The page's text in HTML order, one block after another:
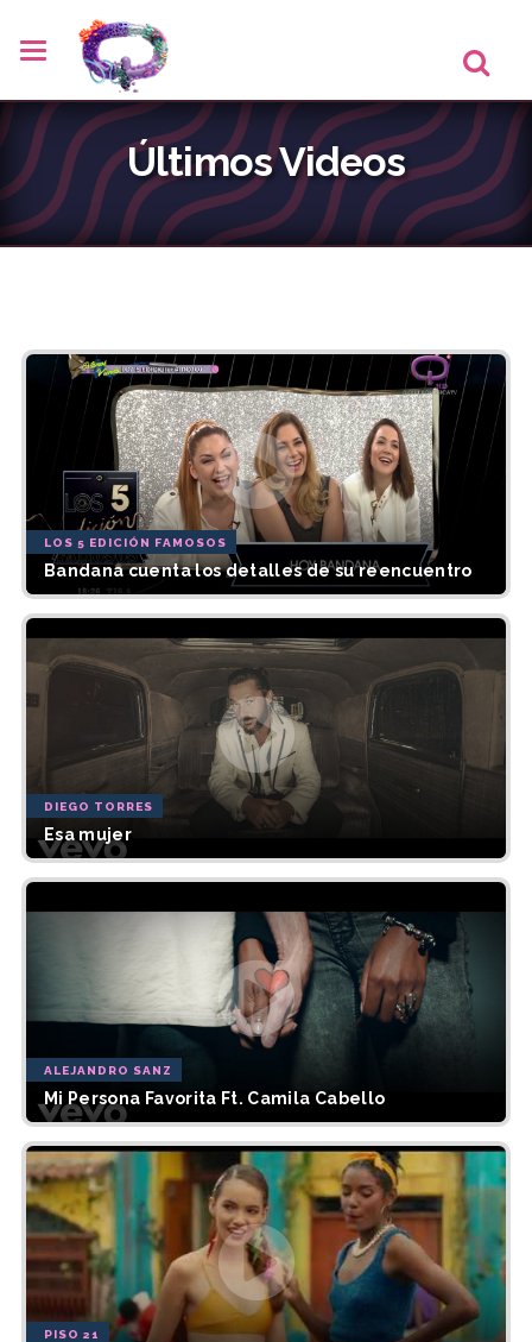
Últimos Videos
LOS 5 EDICIÓN FAMOSOS
Bandana cuenta los detalles de su reencuentro
DIEGO TORRES
Esa mujer
ALEJANDRO SANZ
Mi Persona Favorita Ft. Camila Cabello
PISO 21